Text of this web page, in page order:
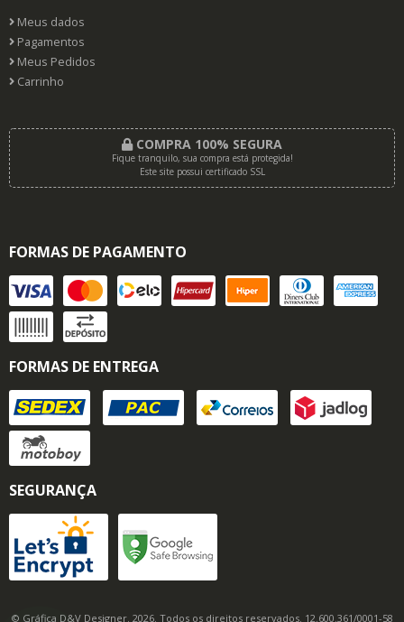
Meus dados
Pagamentos
Meus Pedidos
Carrinho
COMPRA 100% SEGURA
Fique tranquilo, sua compra está protegida!
Este site possui certificado SSL
FORMAS DE PAGAMENTO
FORMAS DE ENTREGA
SEGURANÇA
© Gráfica D&V Designer. 2026. Todos os direitos reservados. 12.600.361/0001-58